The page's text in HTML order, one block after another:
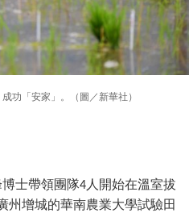
功「安家」。（圖／新華社）
士帶領團隊4人開始在溫室拔
州增城的華南農業大學試驗田